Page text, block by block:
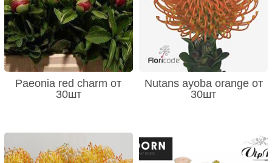
Paeonia red charm от
30шт
Nutans ayoba orange от
30шт